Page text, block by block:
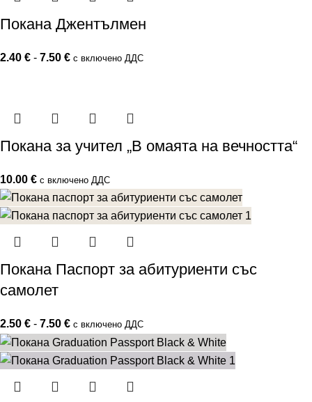
Покана Джентълмен
2.40 € - 7.50 € с включено ДДС
Покана за учител „В омаята на вечността“
10.00 € с включено ДДС
Покана Паспорт за абитуриенти със
самолет
2.50 € - 7.50 € с включено ДДС